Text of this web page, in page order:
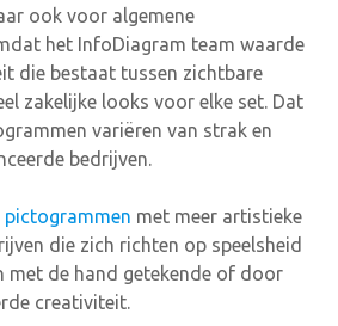
ook voor algemene
het InfoDiagram team waarde
die bestaat tussen zichtbare
zakelijke looks voor elke set. Dat
variëren van strak en
bedrijven.
pictogrammen met meer artistieke
die zich richten op speelsheid
met de hand getekende of door
creativiteit.